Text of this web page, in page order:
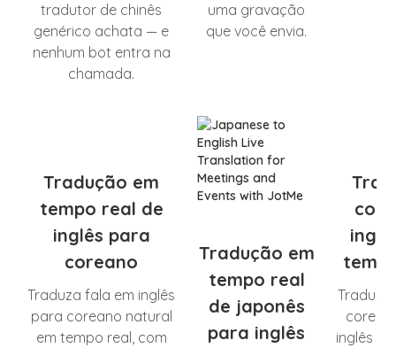
tradutor de chinês
genérico achata — e
nenhum bot entra na
chamada.
uma gravação
que você envia.
Tradução em
tempo real de
inglês para
coreano
Traduza fala em inglês
para coreano natural
em tempo real, com
Tradução em
tempo real
de japonês
para inglês
inglês